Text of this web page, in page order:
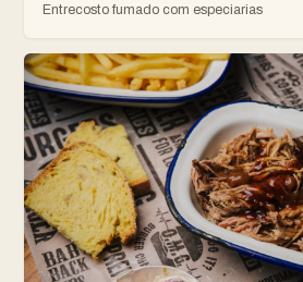
Entrecosto fumado com especiarias